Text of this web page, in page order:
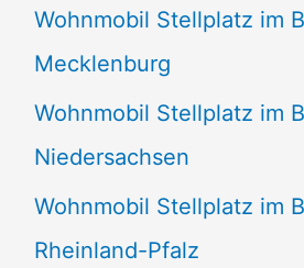
Wohnmobil Stellplatz im
Mecklenburg
Wohnmobil Stellplatz im
Niedersachsen
Wohnmobil Stellplatz im
Rheinland-Pfalz